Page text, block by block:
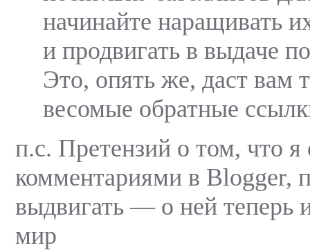
начинайте наращивать
и продвигать в выдаче
Это, опять же, даст вам
весомые обратные
п.с. Претензий о том, что я
комментариями в Blogger,
выдвигать — о ней теперь
мир